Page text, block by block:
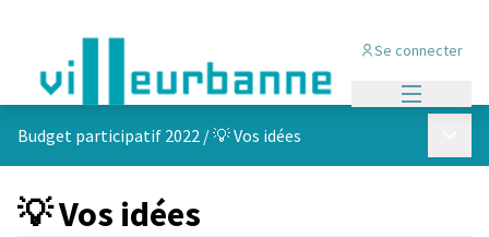
Se connecter
Budget participatif 2022 /💡 Vos idées
💡 Vos idées